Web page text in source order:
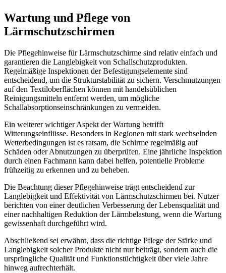
Wartung und Pflege von
Lärmschutzschirmen
Die Pflegehinweise für Lärmschutzschirme sind relativ einfach und
garantieren die Langlebigkeit von Schallschutzprodukten.
Regelmäßige Inspektionen der Befestigungselemente sind
entscheidend, um die Strukturstabilität zu sichern. Verschmutzungen
auf den Textiloberflächen können mit handelsüblichen
Reinigungsmitteln entfernt werden, um mögliche
Schallabsorptionseinschränkungen zu vermeiden.
Ein weiterer wichtiger Aspekt der Wartung betrifft
Witterungseinflüsse. Besonders in Regionen mit stark wechselnden
Wetterbedingungen ist es ratsam, die Schirme regelmäßig auf
Schäden oder Abnutzungen zu überprüfen. Eine jährliche Inspektion
durch einen Fachmann kann dabei helfen, potentielle Probleme
frühzeitig zu erkennen und zu beheben.
Die Beachtung dieser Pflegehinweise trägt entscheidend zur
Langlebigkeit und Effektivität von Lärmschutzschirmen bei. Nutzer
berichten von einer deutlichen Verbesserung der Lebensqualität und
einer nachhaltigen Reduktion der Lärmbelastung, wenn die Wartung
gewissenhaft durchgeführt wird.
Abschließend sei erwähnt, dass die richtige Pflege der Stärke und
Langlebigkeit solcher Produkte nicht nur beiträgt, sondern auch die
ursprüngliche Qualität und Funktionstüchtigkeit über viele Jahre
hinweg aufrechterhält.